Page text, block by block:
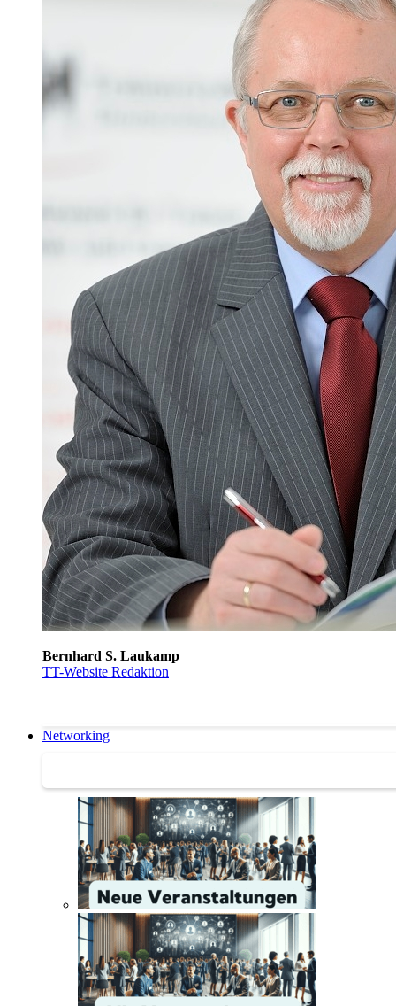
Bernhard S. Laukamp
TT-Website Redaktion
Networking